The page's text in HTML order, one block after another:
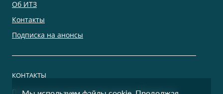
Об ИТЗ
Контакты
Подписка на анонсы
КОНТАКТЫ
По дополнительным вопросам просим обращаться: